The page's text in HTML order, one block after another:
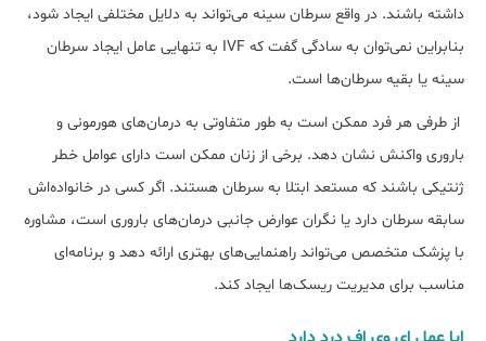
داشته باشند. در واقع سرطان سینه می‌تواند به دلایل مختلفی ایجاد شود،
بنابراین نمی‌توان به سادگی گفت که IVF به تنهایی عامل ایجاد سرطان
سینه یا بقیه سرطان‎‌ها است.
از طرفی هر فرد ممکن است به طور متفاوتی به درمان‌های هورمونی و
باروری واکنش نشان دهد. برخی از زنان ممکن است دارای عوامل خطر
ژنتیکی باشند که مستعد ابتلا به سرطان هستند. اگر کسی در خانواده‌اش
سابقه سرطان دارد یا نگران عوارض جانبی درمان‌های باروری است، مشاوره
با پزشک متخصص می‌تواند راهنمایی‌های بهتری ارائه دهد و برنامه‌ای
مناسب برای مدیریت ریسک‌ها ایجاد کند.